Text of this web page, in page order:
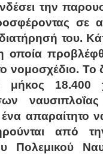
την
σε
του.
οποία
νομοσχέδιο. Το
μήκος
απαραίτητο
από
Πολεμικού